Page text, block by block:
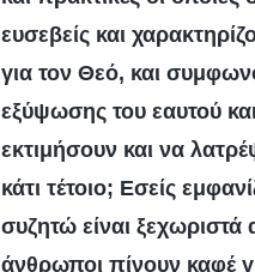
ευσεβείς και
για τον Θεό, και
εξύψωσης του εαυτού
εκτιμήσουν και να
κάτι τέτοιο; Εσείς
συζητώ είναι
άνθρωποι πίνουν καφέ